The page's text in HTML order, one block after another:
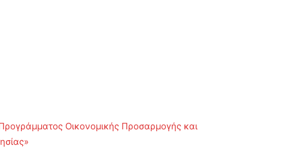
Οικονομικής Προσαρμογής και